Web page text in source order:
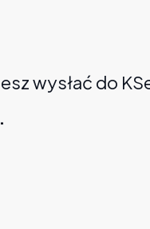
wysłać do